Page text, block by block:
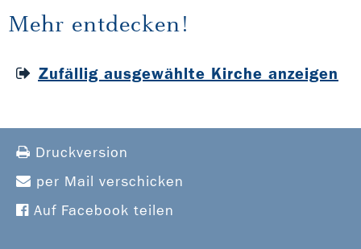
Mehr entdecken!
Zufällig ausgewählte Kirche anzeigen
Druckversion
per Mail verschicken
Auf Facebook teilen